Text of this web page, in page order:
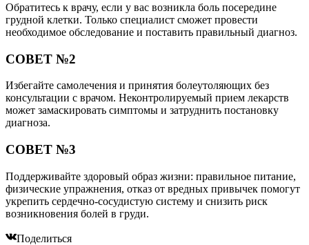
Обратитесь к врачу, если у вас возникла боль посередине
грудной клетки. Только специалист сможет провести
необходимое обследование и поставить правильный диагноз.
СОВЕТ №2
Избегайте самолечения и принятия болеутоляющих без
консультации с врачом. Неконтролируемый прием лекарств
может замаскировать симптомы и затруднить постановку
диагноза.
СОВЕТ №3
Поддерживайте здоровый образ жизни: правильное питание,
физические упражнения, отказ от вредных привычек помогут
укрепить сердечно-сосудистую систему и снизить риск
возникновения болей в груди.
Поделиться